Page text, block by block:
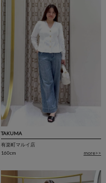
TAKUMA
有楽町マルイ店
160cm
more>>